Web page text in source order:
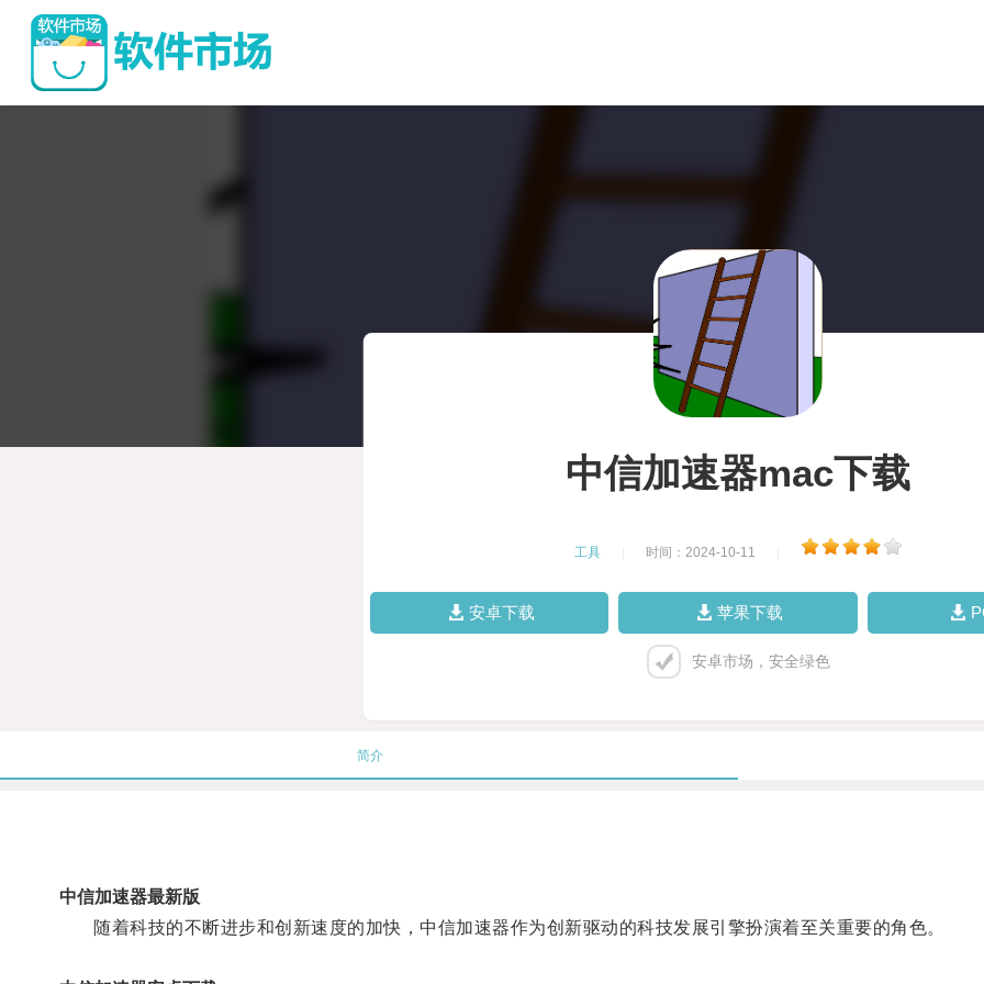
中信加速器mac下载
工具 时间：2024-10-11
安卓下载 苹果下载
安卓市场，安全绿色
简介
中信加速器最新版
随着科技的不断进步和创新速度的加快，中信加速器作为创新驱动的科技发展引擎扮演着至关重要的角色。